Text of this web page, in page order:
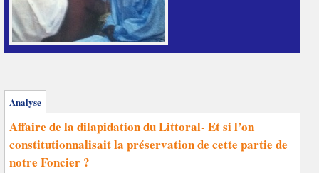
Analyse
Affaire de la dilapidation du Littoral- Et si l’on
constitutionnalisait la préservation de cette partie de
notre Foncier ?